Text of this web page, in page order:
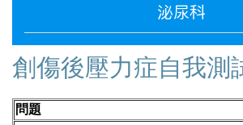
泌尿科
創傷後壓力症自我測
問題